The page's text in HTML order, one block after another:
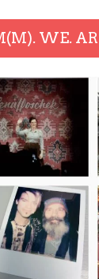
WE.